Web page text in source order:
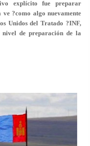
explícito fue preparar
?como algo nuevamente
Unidos del Tratado ?INF,
de preparación de la